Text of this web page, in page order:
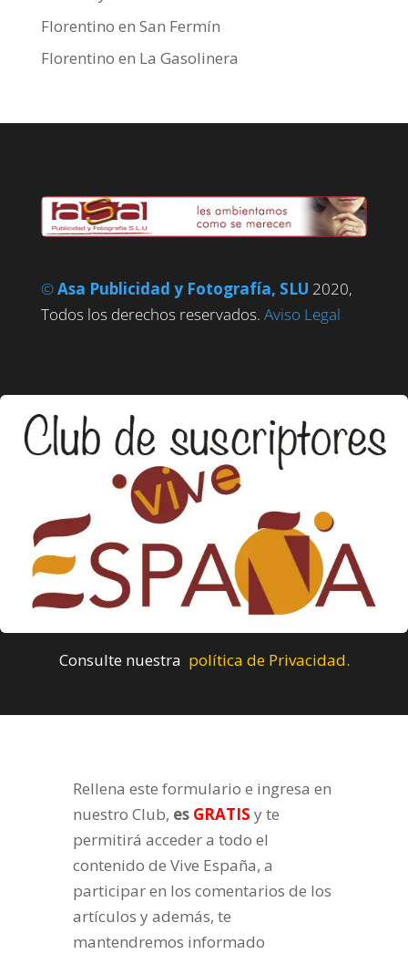
Florentino en San Fermín
Florentino en La Gasolinera
©Asa Publicidad y Fotografía, SLU 2020,
Todos los derechos reservados. Aviso Legal
Consulte nuestra política de Privacidad.
Rellena este formulario e ingresa en
nuestro Club, es GRATIS y te
permitirá acceder a todo el
contenido de Vive España, a
participar en los comentarios de los
artículos y además, te
mantendremos informado